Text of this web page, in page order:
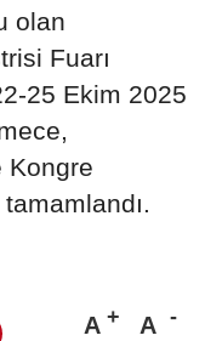
olan
Fuarı
25 Ekim 2025
Kongre
A A